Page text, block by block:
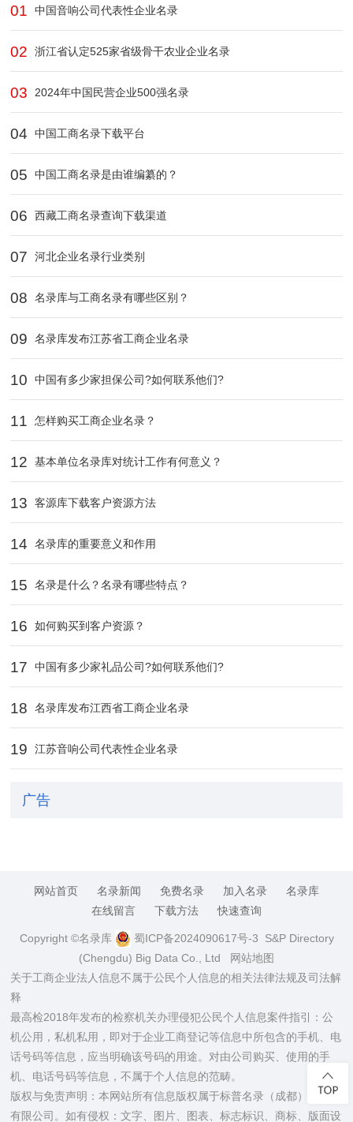
01 中国音响公司代表性企业名录
02 浙江省认定525家省级骨干农业企业​名录
03 2024年中国民营企业500强名录
04 中国工商名录下载平台
05 中国工商名录是由谁编纂的？
06 西藏工商名录查询下载渠道‌
07 河北企业名录行业类别
08 名录库与工商名录有哪些区别？
09 名录库发布江苏省工商企业名录
10 中国有多少家担保公司?如何联系他们?
11 怎样购买工商企业名录？
12 基本单位名录库对统计工作有何意义？
13 客源库下载客户资源方法
14 名录库的重要意义和作用
15 名录是什么？名录有哪些特点？
16 如何购买到客户资源？
17 中国有多少家礼品公司?如何联系他们?
18 名录库发布江西省工商企业名录
19 江苏音响公司代表性企业名录
广告
网站首页 名录新闻 免费名录 加入名录
名录库
在线留言
下载方法 快速查询
Copyright ©名录库 蜀ICP备2024090617号-3 S&P Directory
(Chengdu) Big Data Co., Ltd
网站地图
关于工商企业法人信息不属于公民个人信息的相关法律法规及司法解
释
最高检2018年发布的检察机关办理侵犯公民个人信息案件指引：公
机公用，私机私用，即对于企业工商登记等信息中所包含的手机、电
话号码等信息，应当明确该号码的用途。对由公司购买、使用的手
机、电话号码等信息，不属于个人信息的范畴。
版权与免责声明：本网站所有信息版权属于标普名录（成都）大数据
有限公司。如有侵权：文字、图片、图表、标志标识、商标、版面设